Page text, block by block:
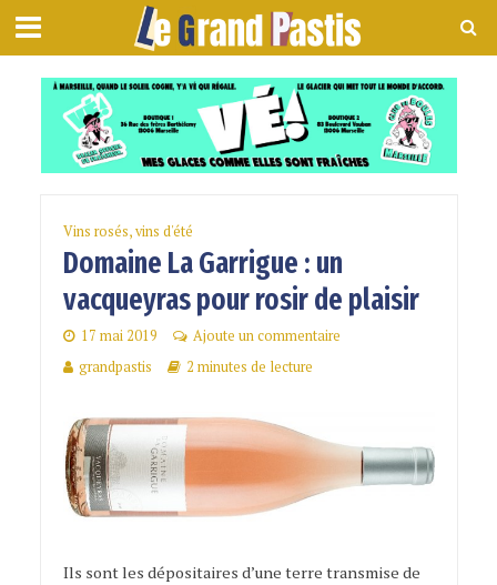
Vins rosés, vins d'été
Domaine La Garrigue : un
vacqueyras pour rosir de plaisir
17 mai 2019
Ajoute un commentaire
grandpastis
2 minutes de lecture
Ils sont les dépositaires d’une terre transmise de